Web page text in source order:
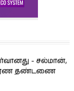
- சல்மான்,
மரண தண்டணை